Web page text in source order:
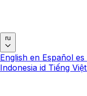
ru
English en Español es
Indonesia id Tiếng Việt